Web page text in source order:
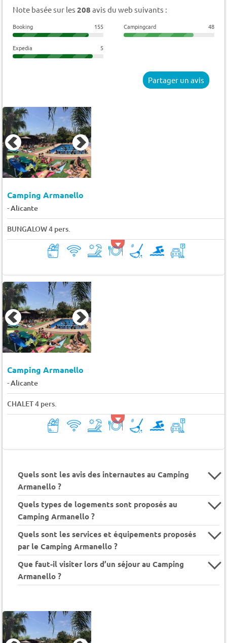
Note basée sur les 208 avis du web suivants :
Booking 155 Campingcard 48
Expedia 5
Partager un avis
Camping Armanello
-Alicante
BUNGALOW 4 pers.
Camping Armanello
-Alicante
CHALET 4 pers.
Quels sont les avis des internautes au Camping
Armanello ?
Quels types de logements sont proposés au
Camping Armanello ?
Quels sont les services et équipements proposés
par le Camping Armanello ?
Que faut-il visiter lors d’un séjour au Camping
Armanello ?